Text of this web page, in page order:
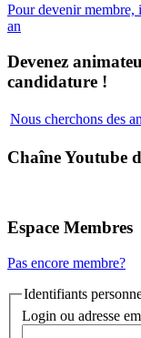
Pour devenir membre,
an
Devenez
candidature !
Nous cherchons des
Chaîne Youtube
Espace Membres
Pas encore membre?
Identifiants
Login ou adresse